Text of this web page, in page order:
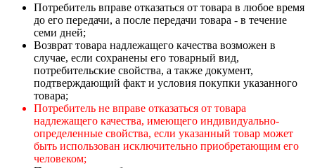
Потребитель вправе отказаться от товара в любое время
до его передачи, а после передачи товара - в течение
семи дней;
Возврат товара надлежащего качества возможен в
случае, если сохранены его товарный вид,
потребительские свойства, а также документ,
подтверждающий факт и условия покупки указанного
товара;
Потребитель не вправе отказаться от товара
надлежащего качества, имеющего индивидуально-
определенные свойства, если указанный товар может
быть использован исключительно приобретающим его
человеком;